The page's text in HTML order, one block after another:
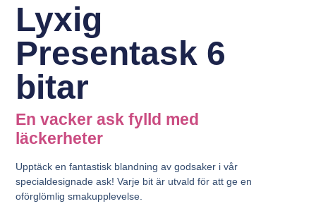
Lyxig
Presentask 6
bitar
En vacker ask fylld med
läckerheter
Upptäck en fantastisk blandning av godsaker i vår
specialdesignade ask! Varje bit är utvald för att ge en
oförglömlig smakupplevelse.